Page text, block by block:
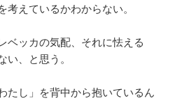
考えているかわからない。
ベッカの気配、それに怯える
い、と思う。
たし」を背中から抱いているん